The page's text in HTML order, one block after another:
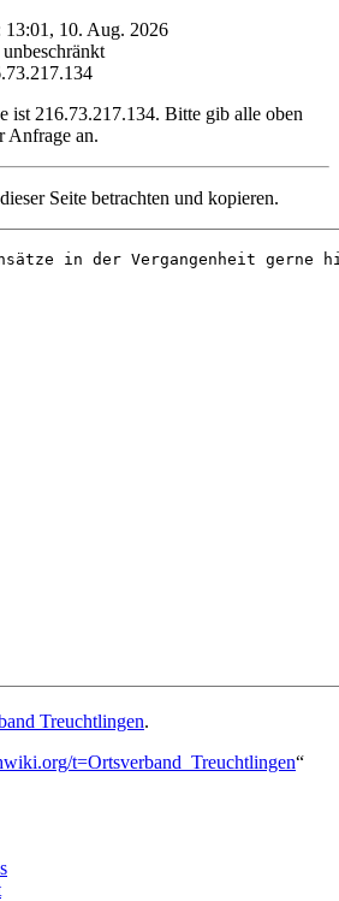
13:01, 10. Aug. 2026
ist 216.73.217.134. Bitte gib alle oben
Anfrage an.
Seite betrachten und kopieren.
Treuchtlingen.
t=Ortsverband_Treuchtlingen“